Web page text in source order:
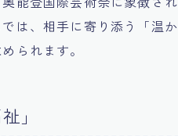
は、相手に寄り添う「温
られます。
」